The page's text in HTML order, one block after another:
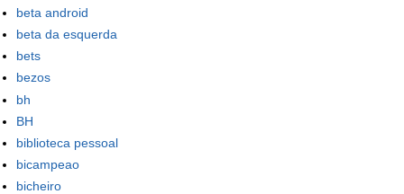
beta android
beta da esquerda
bets
bezos
bh
BH
biblioteca pessoal
bicampeao
bicheiro